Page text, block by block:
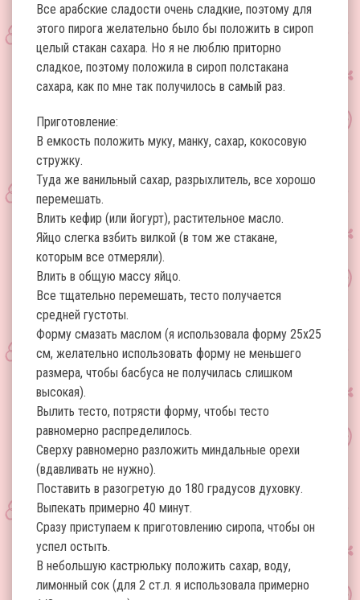
Все арабские сладости очень сладкие, поэтому для
этого пирога желательно было бы положить в сироп
целый стакан сахара. Но я не люблю приторно
сладкое, поэтому положила в сироп полстакана
сахара, как по мне так получилось в самый раз.
Приготовление:
В емкость положить муку, манку, сахар, кокосовую
стружку.
Туда же ванильный сахар, разрыхлитель, все хорошо
перемешать.
Влить кефир (или йогурт), растительное масло.
Яйцо слегка взбить вилкой (в том же стакане,
которым все отмеряли).
Влить в общую массу яйцо.
Все тщательно перемешать, тесто получается
средней густоты.
Форму смазать маслом (я использовала форму 25х25
см, желательно использовать форму не меньшего
размера, чтобы басбуса не получилась слишком
высокая).
Вылить тесто, потрясти форму, чтобы тесто
равномерно распределилось.
Сверху равномерно разложить миндальные орехи
(вдавливать не нужно).
Поставить в разогретую до 180 градусов духовку.
Выпекать примерно 40 минут.
Сразу приступаем к приготовлению сиропа, чтобы он
успел остыть.
В небольшую кастрюльку положить сахар, воду,
лимонный сок (для 2 ст.л. я использовала примерно